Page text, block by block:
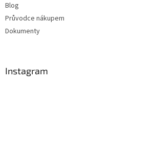
Blog
Průvodce nákupem
Dokumenty
Instagram